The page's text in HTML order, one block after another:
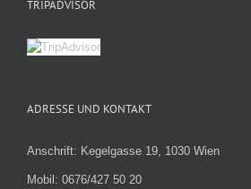
TRIPADVISOR
ADRESSE UND KONTAKT
Anschrift: Kegelgasse 19, 1030 Wien
Mobil: 0676/427 50 20